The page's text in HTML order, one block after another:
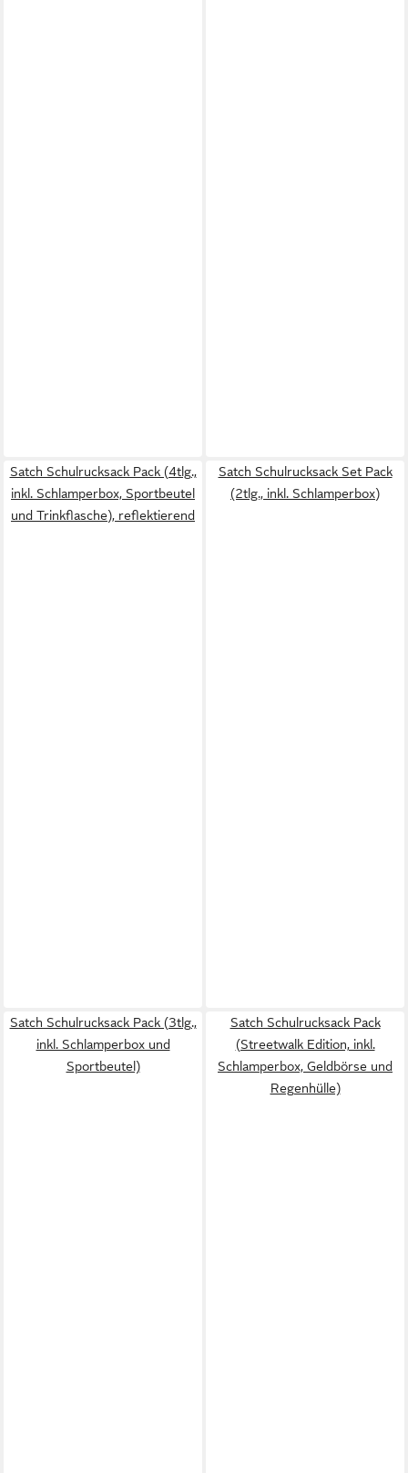
Satch Schulrucksack Pack (4tlg.,
inkl. Schlamperbox, Sportbeutel
und Trinkflasche), reflektierend
Satch Schulrucksack Set Pack
(2tlg., inkl. Schlamperbox)
Satch Schulrucksack Pack (3tlg.,
inkl. Schlamperbox und
Sportbeutel)
Satch Schulrucksack Pack
(Streetwalk Edition, inkl.
Schlamperbox, Geldbörse und
Regenhülle)